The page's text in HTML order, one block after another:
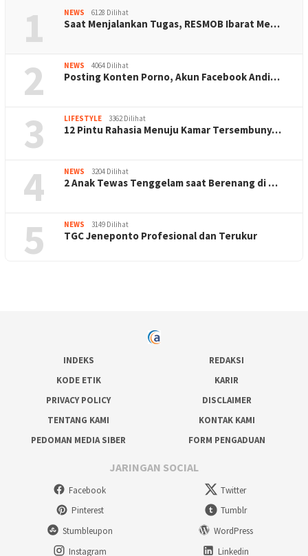
1 NEWS 6128 Dilihat
Saat Menjalankan Tugas, RESMOB Ibarat Me…
2 NEWS 4064 Dilihat
Posting Konten Porno, Akun Facebook Andi…
3 LIFESTYLE 3362 Dilihat
12 Pintu Rahasia Menuju Kamar Tersembuny…
4 NEWS 3204 Dilihat
2 Anak Tewas Tenggelam saat Berenang di …
5 NEWS 3149 Dilihat
TGC Jeneponto Profesional dan Terukur
INDEKS
REDAKSI
KODE ETIK
KARIR
PRIVACY POLICY
DISCLAIMER
TENTANG KAMI
KONTAK KAMI
PEDOMAN MEDIA SIBER
FORM PENGADUAN
JARINGAN SOCIAL
Facebook
Twitter
Pinterest
Tumblr
Stumbleupon
WordPress
Instagram
Linkedin